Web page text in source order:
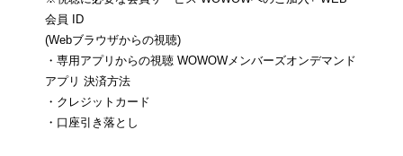
会員 ID
(Webブラウザからの視聴)
・専用アプリからの視聴 WOWOWメンバーズオンデマンド
アプリ 決済方法
・クレジットカード
・口座引き落とし